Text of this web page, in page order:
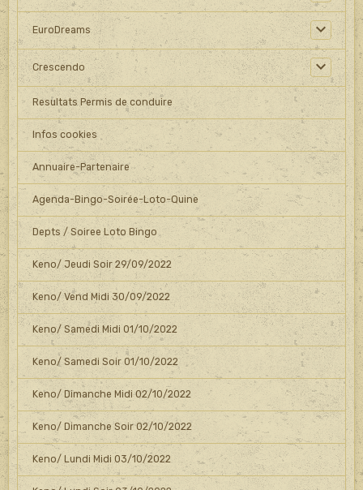
EuroDreams
Crescendo
Resultats Permis de conduire
Infos cookies
Annuaire-Partenaire
Agenda-Bingo-Soirée-Loto-Quine
Depts / Soiree Loto Bingo
Keno/ Jeudi Soir 29/09/2022
Keno/ Vend Midi 30/09/2022
Keno/ Samedi Midi 01/10/2022
Keno/ Samedi Soir 01/10/2022
Keno/ Dimanche Midi 02/10/2022
Keno/ Dimanche Soir 02/10/2022
Keno/ Lundi Midi 03/10/2022